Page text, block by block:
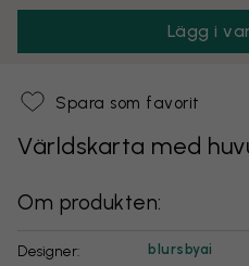
Lägg i
Spara som favorit
Världskarta med
Om produkten:
Designer: blursbyai